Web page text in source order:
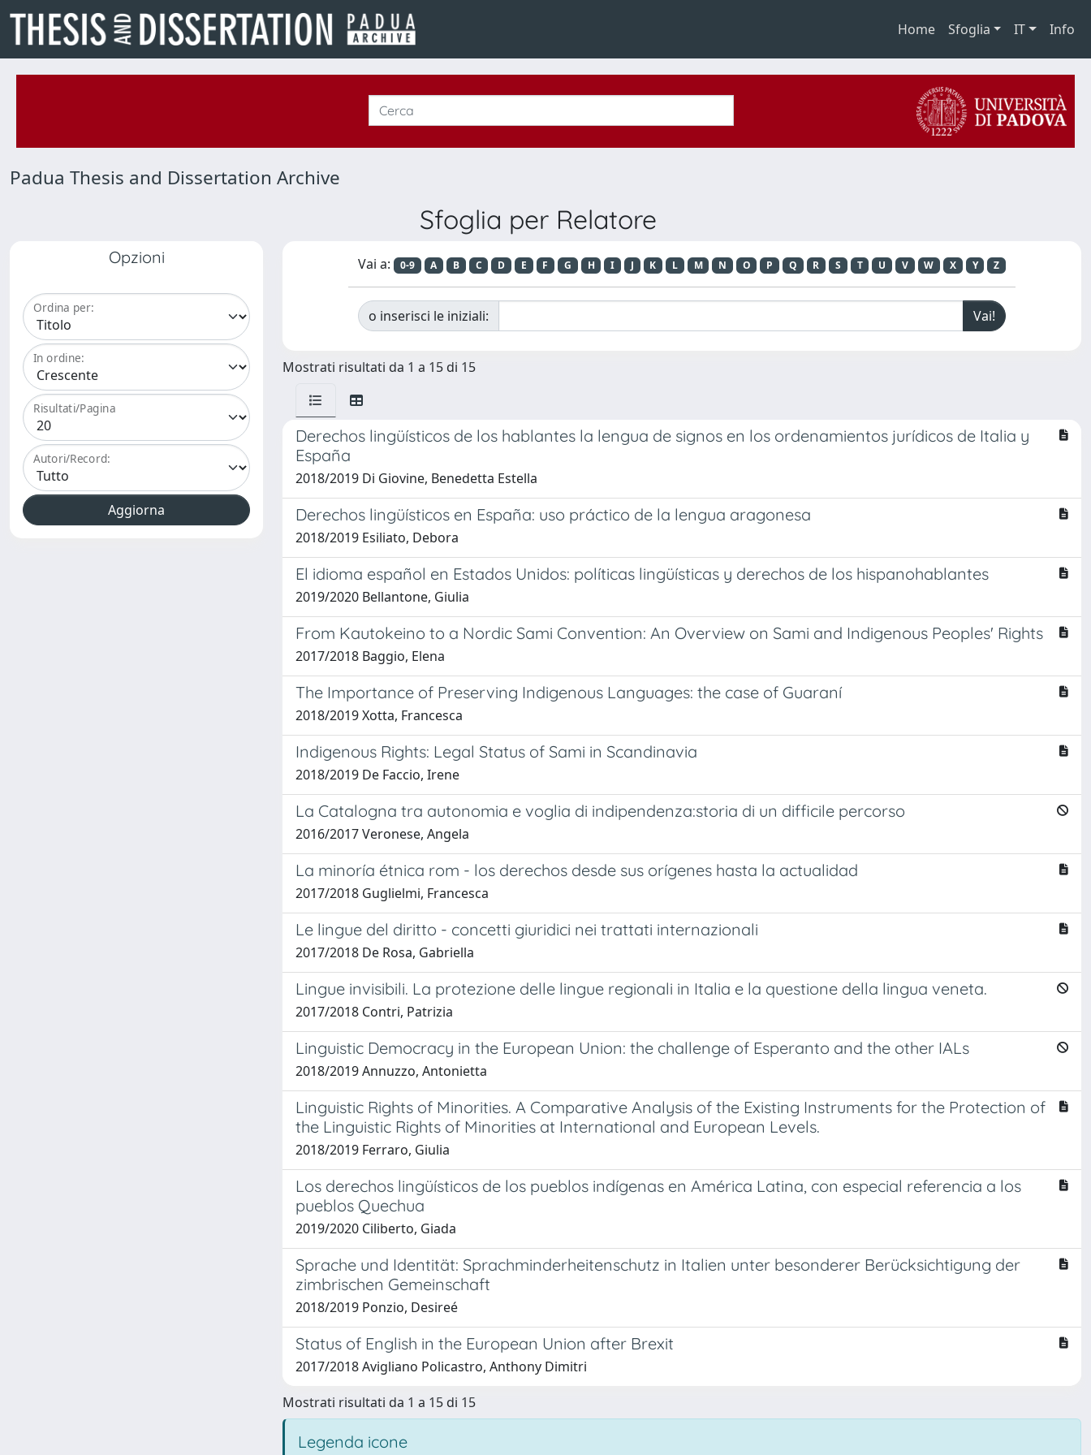
Home Sfoglia IT Info
Padua Thesis and Dissertation Archive
Sfoglia per Relatore
Opzioni
Ordina per:
In ordine:
Risultati/Pagina
Autori/Record:
Vai a: 0-9 A B C D E F G H I J K L M N O P Q R S T U V W X Y Z
o inserisci le iniziali:
Mostrati risultati da 1 a 15 di 15
Derechos lingüísticos de los hablantes la lengua de signos en los ordenamientos jurídicos de Italia y
España
2018/2019 Di Giovine, Benedetta Estella
Derechos lingüísticos en España: uso práctico de la lengua aragonesa
2018/2019 Esiliato, Debora
El idioma español en Estados Unidos: políticas lingüísticas y derechos de los hispanohablantes
2019/2020 Bellantone, Giulia
From Kautokeino to a Nordic Sami Convention: An Overview on Sami and Indigenous Peoples' Rights
2017/2018 Baggio, Elena
The Importance of Preserving Indigenous Languages: the case of Guaraní
2018/2019 Xotta, Francesca
Indigenous Rights: Legal Status of Sami in Scandinavia
2018/2019 De Faccio, Irene
La Catalogna tra autonomia e voglia di indipendenza:storia di un difficile percorso
2016/2017 Veronese, Angela
La minoría étnica rom - los derechos desde sus orígenes hasta la actualidad
2017/2018 Guglielmi, Francesca
Le lingue del diritto - concetti giuridici nei trattati internazionali
2017/2018 De Rosa, Gabriella
Lingue invisibili. La protezione delle lingue regionali in Italia e la questione della lingua veneta.
2017/2018 Contri, Patrizia
Linguistic Democracy in the European Union: the challenge of Esperanto and the other IALs
2018/2019 Annuzzo, Antonietta
Linguistic Rights of Minorities. A Comparative Analysis of the Existing Instruments for the Protection of
the Linguistic Rights of Minorities at International and European Levels.
2018/2019 Ferraro, Giulia
Los derechos lingüísticos de los pueblos indígenas en América Latina, con especial referencia a los
pueblos Quechua
2019/2020 Ciliberto, Giada
Sprache und Identität: Sprachminderheitenschutz in Italien unter besonderer Berücksichtigung der
zimbrischen Gemeinschaft
2018/2019 Ponzio, Desireé
Status of English in the European Union after Brexit
2017/2018 Avigliano Policastro, Anthony Dimitri
Mostrati risultati da 1 a 15 di 15
Legenda icone